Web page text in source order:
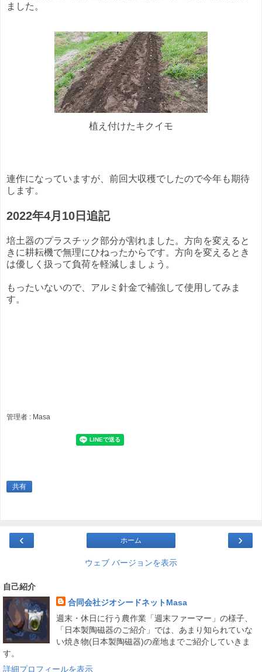
ました。
植え付けたキクイモ
連作になっていますが、前回大収穫でしたので今年も期待
します。
2022年4月10日追記
培土器のプラスチック部分が割れました。方向を変えると
きに耕耘機で無理にひねったからです。方向を変えるとき
は優しく扱って負荷を軽減しましょう。
もったいないので、アルミ針金で補強して使用してみま
す。
管理者 : Masa
共有
‹ ›
ホーム
ウェブ バージョンを表示
自己紹介
合同会社ジオシードネットMasa
週末・休日に行う農作業「週末ファーマー」の様子、
「日本製陶磁器のご紹介」では、あまり知られていな
い焼き物(日本製陶磁器)の産地までご紹介していきま
す。
詳細プロフィールを表示